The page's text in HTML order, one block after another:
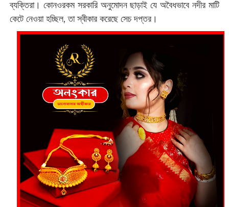
ব্যক্তিরা। কোনওরকম সরকারি অনুমোদন ছাড়াই যে অবৈধভাবে নদীর মাটি
কেটে নেওয়া হচ্ছিল, তা স্বীকার করেছে সেচ দপ্তর।